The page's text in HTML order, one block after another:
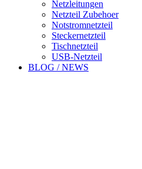
Netzleitungen
Netzteil Zubehoer
Notstromnetzteil
Steckernetzteil
Tischnetzteil
USB-Netzteil
BLOG / NEWS